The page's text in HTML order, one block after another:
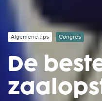
Algemene tips Congres
De